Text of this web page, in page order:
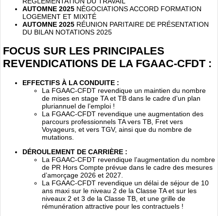
AUTOMNE 2025 NÉGOCIATIONS ACCORD FORMATION
LOGEMENT ET MIXITÉ
AUTOMNE 2025 RÉUNION PARITAIRE DE PRÉSENTATION
DU BILAN NOTATIONS 2025
FOCUS SUR LES PRINCIPALES
REVENDICATIONS DE LA FGAAC-CFDT :
EFFECTIFS À LA CONDUITE :
La FGAAC-CFDT revendique un maintien du nombre
de mises en stage TA et TB dans le cadre d’un plan
pluriannuel de l’emploi !
La FGAAC-CFDT revendique une augmentation des
parcours professionnels TA vers TB, Fret vers
Voyageurs, et vers TGV, ainsi que du nombre de
mutations.
DÉROULEMENT DE CARRIÈRE :
La FGAAC-CFDT revendique l’augmentation du nombre
de PR Hors Compte prévue dans le cadre des mesures
d’amorçage 2026 et 2027.
La FGAAC-CFDT revendique un délai de séjour de 10
ans maxi sur le niveau 2 de la Classe TA et sur les
niveaux 2 et 3 de la Classe TB, et une grille de
rémunération attractive pour les contractuels !